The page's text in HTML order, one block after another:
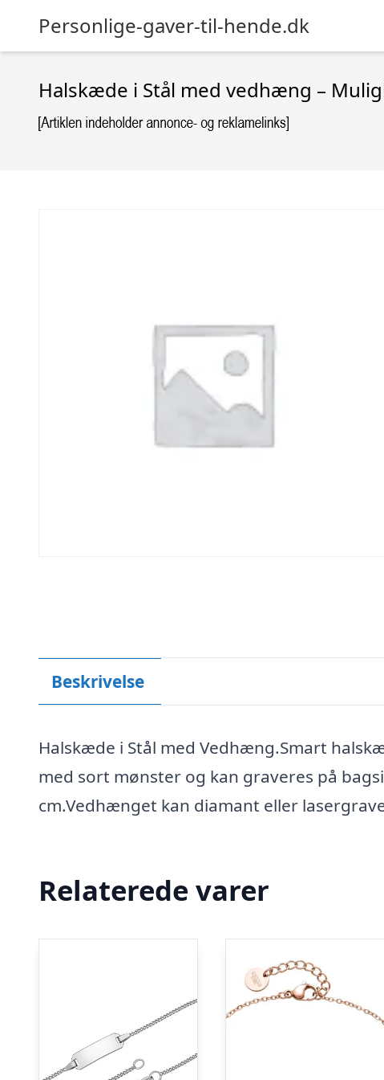
Personlige-gaver-til-hende.dk
Halskæde i Stål med vedhæng –
Beskrivelse
Halskæde i Stål med Vedhæng.Smart
med sort mønster og kan graveres på
cm.Vedhænget kan diamant eller
Relaterede varer